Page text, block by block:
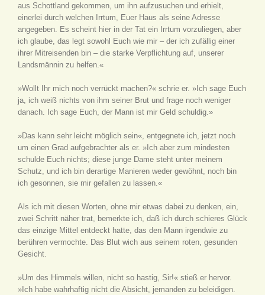
aus Schottland gekommen, um ihn aufzusuchen und erhielt,
einerlei durch welchen Irrtum, Euer Haus als seine Adresse
angegeben. Es scheint hier in der Tat ein Irrtum vorzuliegen, aber
ich glaube, das legt sowohl Euch wie mir – der ich zufällig einer
ihrer Mitreisenden bin – die starke Verpflichtung auf, unserer
Landsmännin zu helfen.«
»Wollt Ihr mich noch verrückt machen?« schrie er. »Ich sage Euch
ja, ich weiß nichts von ihm seiner Brut und frage noch weniger
danach. Ich sage Euch, der Mann ist mir Geld schuldig.»
»Das kann sehr leicht möglich sein«, entgegnete ich, jetzt noch
um einen Grad aufgebrachter als er. »Ich aber zum mindesten
schulde Euch nichts; diese junge Dame steht unter meinem
Schutz, und ich bin derartige Manieren weder gewöhnt, noch bin
ich gesonnen, sie mir gefallen zu lassen.«
Als ich mit diesen Worten, ohne mir etwas dabei zu denken, ein,
zwei Schritt näher trat, bemerkte ich, daß ich durch schieres Glück
das einzige Mittel entdeckt hatte, das den Mann irgendwie zu
berühren vermochte. Das Blut wich aus seinem roten, gesunden
Gesicht.
»Um des Himmels willen, nicht so hastig, Sir!« stieß er hervor.
»Ich habe wahrhaftig nicht die Absicht, jemanden zu beleidigen.